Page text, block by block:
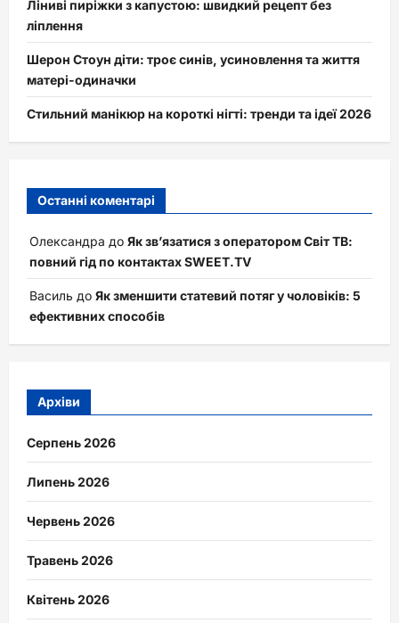
Ліниві пиріжки з капустою: швидкий рецепт без
ліплення
Шерон Стоун діти: троє синів, усиновлення та життя
матері-одиначки
Стильний манікюр на короткі нігті: тренди та ідеї 2026
Останні коментарі
Олександра до Як зв’язатися з оператором Світ ТВ:
повний гід по контактах SWEET.TV
Василь до Як зменшити статевий потяг у чоловіків: 5
ефективних способів
Архіви
Серпень 2026
Липень 2026
Червень 2026
Травень 2026
Квітень 2026